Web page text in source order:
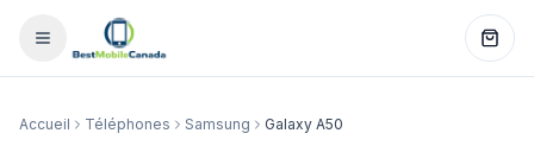
Accueil Téléphones Samsung Galaxy A50